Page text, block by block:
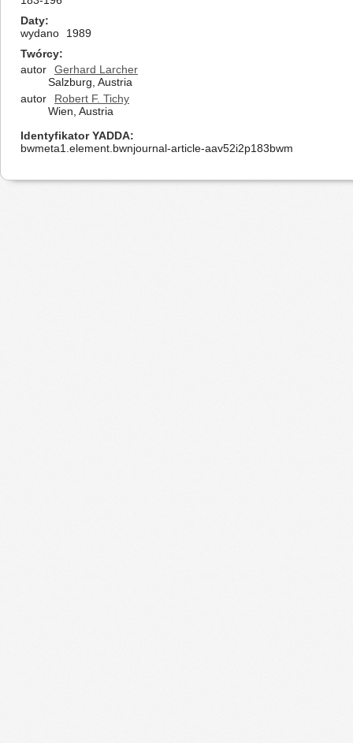
Daty
wydano
1989
Twórcy
autor
Gerhard Larcher
Salzburg, Austria
autor
Robert F. Tichy
Wien, Austria
Identyfikator YADDA
bwmeta1.element.bwnjournal-article-aav52i2p183bwm